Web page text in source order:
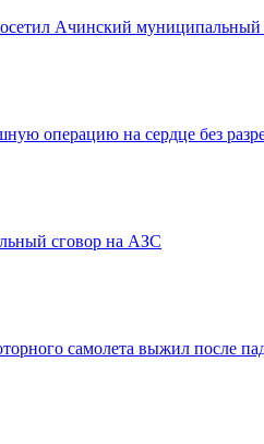
Ачинский муниципальный
операцию на сердце без
сговор на АЗС
самолета выжил после